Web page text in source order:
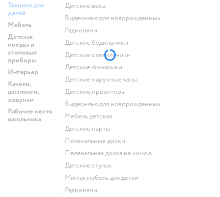
Техника для
детей
Мебель
Детская
посуда и
столовые
приборы
Интерьер
Качели,
шезлонги,
ходунки
Рабочее место
школьника
Детские весы
Видеоняня для новорожденных
Радионяни
Детские будильники
Детские светильники
Детские фонарики
Детские наручные часы
Детские проекторы
Видеоняня для новорожденных
Мебель детская
Детские парты
Пеленальные доски
Пеленальная доска на комод
Детские стулья
Мягкая мебель для детей
Радионяни